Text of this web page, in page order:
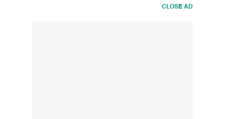
CLOSE AD